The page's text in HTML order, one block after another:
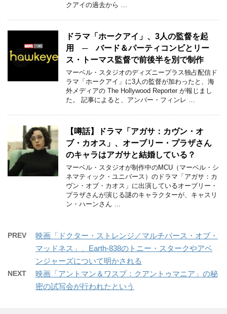
クアイの過去から …
ドラマ「ホークアイ」、3人の監督を起
用 ─ バード＆パーティコンビとリー
ス・トーマス監督で前後半を別で制作
マーベル・スタジオのディズニープラス独占配信ド
ラマ「ホークアイ」に3人の監督が加わったと、海
外メディアの The Hollywood Reporter が報じまし
た。 記事によると、アンバー・フィンレ …
【噂話】ドラマ「アガサ：カヴン・オ
ブ・カオス」、オーブリー・プラザさん
のキャラはアガサと結婚している？
マーベル・スタジオが制作中のMCU（マーベル・シ
ネマティック・ユニバース）のドラマ「アガサ：カ
ヴン・オブ・カオス」に出演しているオーブリー・
プラザさんが演じる謎のキャラクターが、キャスリ
ン・ハーンさん …
PREV
映画「ドクター・ストレンジ／マルチバース・オブ・
マッドネス」、Earth-838のトニー・スタークやアベ
ンジャーズについて明かされる
NEXT
映画「アントマン＆ワスプ：クアントゥマニア」の秘
密の試写会が行われたという